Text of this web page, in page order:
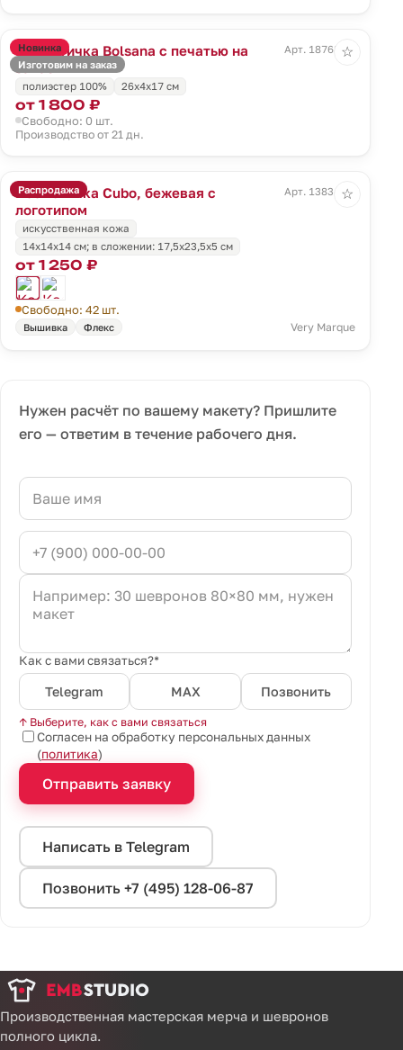
Новинка
Изготовим на заказ
Косметичка Bolsana с печатью на
заказ
Арт. 18768.00
полиэстер 100% 26х4х17 см
от 1 800 ₽
Свободно: 0 шт.
Производство от 21 дн.
☆
Распродажа
Косметичка Cubo, бежевая с
логотипом
Арт. 13834.06
искусственная кожа
14x14x14 см; в сложении: 17,5x23,5x5 см
от 1 250 ₽
Свободно: 42 шт.
Вышивка Флекс Very Marque
☆
Нужен расчёт по вашему макету? Пришлите
его — ответим в течение рабочего дня.
Как с вами связаться?*
Telegram MAX Позвонить
↑ Выберите, как с вами связаться
Согласен на обработку персональных данных
(политика)
Отправить заявку
Написать в Telegram
Позвонить +7 (495) 128-06-87
Производственная мастерская мерча и шевронов
полного цикла.